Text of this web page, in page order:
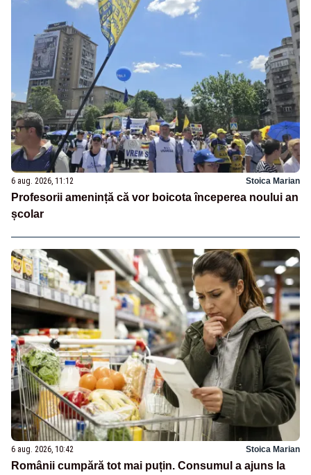
6 aug. 2026, 11:12 Stoica Marian
Profesorii amenință că vor boicota începerea noului an
școlar
6 aug. 2026, 10:42 Stoica Marian
Românii cumpără tot mai puțin. Consumul a ajuns la